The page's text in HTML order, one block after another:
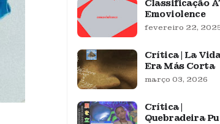
Classificação
Emoviolence
fevereiro 22,
Crítica | La Vida
Era Más Corta
março 03, 2026
Crítica |
Quebradeira